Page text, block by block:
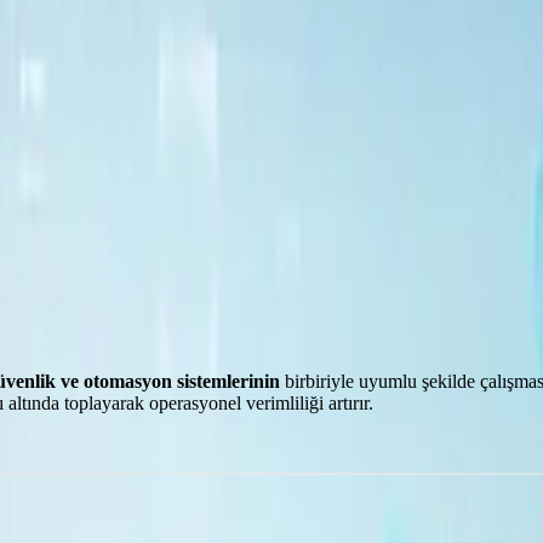
ve otomasyon sistemlerinin birbiriyle uyumlu şekilde
toplayarak operasyonel verimliliği artırır.